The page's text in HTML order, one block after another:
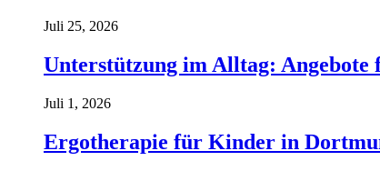
Juli 25, 2026
Unterstützung im Alltag: Angebote
Juli 1, 2026
Ergotherapie für Kinder in